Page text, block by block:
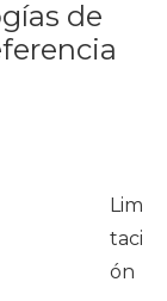
de
Limi
taci
ón